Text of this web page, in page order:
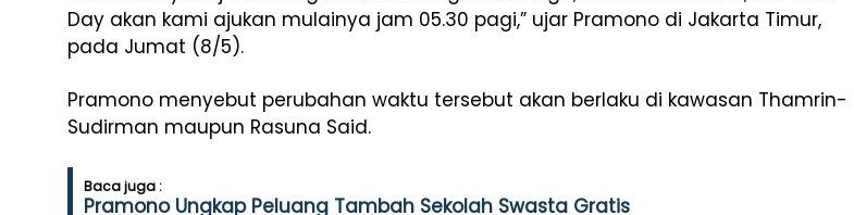
Day akan kami ajukan mulainya jam 05.30 pagi,” ujar Pramono di Jakarta Timur,
pada Jumat (8/5).
Pramono menyebut perubahan waktu tersebut akan berlaku di kawasan Thamrin-
Sudirman maupun Rasuna Said.
Baca juga :
Pramono Ungkap Peluang Tambah Sekolah Swasta Gratis